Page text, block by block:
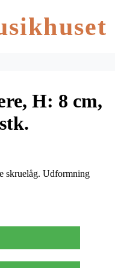
H: 8 cm,
skruelåg. Udformning